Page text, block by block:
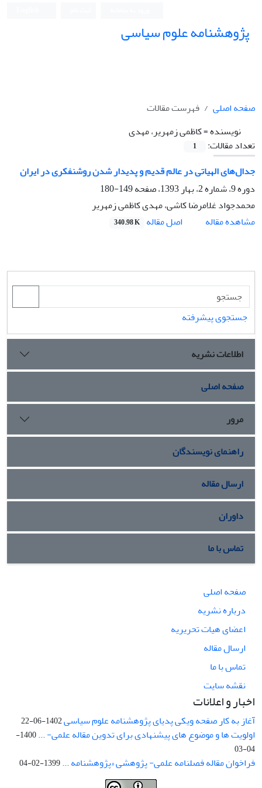
پژوهشنامه علوم سیاسی
صفحه اصلی
فهرست مقالات
نویسنده =کاظمی زمهریر، مهدی
تعداد مقالات:
1
جدال‌های الهیاتی در عالم قدیم و پدیدار شدن روشنفکری در ایران
دوره 9، شماره 2، بهار 1393، صفحه
149-180
محمدجواد غلامرضا کاشی، مهدی کاظمی زمهریر
مشاهده مقاله
اصل مقاله 340.98 K
جستجوی پیشرفته
اطلاعات نشریه
صفحه اصلی
مرور
راهنمای نویسندگان
ارسال مقاله
داوران
تماس با ما
صفحه اصلی
درباره نشریه
اعضای هیات تحریریه
ارسال مقاله
تماس با ما
نقشه سایت
اخبار و اعلانات
آغاز به کار صفحه ویکی پدیای پژوهشنامه علوم سیاسی1402-06-22
اولویت ها و موضوع های پیشنهادی برای تدوین مقاله علمی- ...
1400-
04-03
فراخوان مقاله فصلنامه علمی- پژوهشی «پژوهشنامه ...1399-02-04